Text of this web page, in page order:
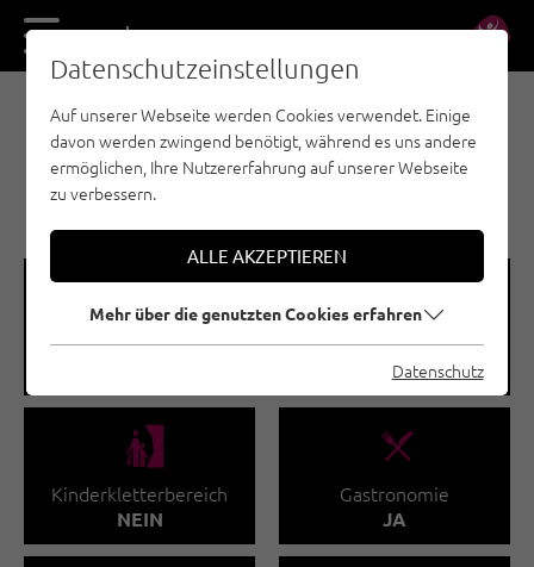
DE EN
KLETTERHALLEN - WILDER KAISER
KLETTERHALLE
KAISERBAD ELLMAU
🅩
Kletterfläche gesamt
🐡
Kletterkurse
JA
🅟
Kinderkletterbereich
NEIN
🌆
Gastronomie
JA
Datenschutzeinstellungen
Auf unserer Webseite werden Cookies verwendet. Einige
davon werden zwingend benötigt, während es uns andere
ermöglichen, Ihre Nutzererfahrung auf unserer Webseite
zu verbessern.
ALLE AKZEPTIEREN
Mehr über die genutzten Cookies erfahren
Datenschutz